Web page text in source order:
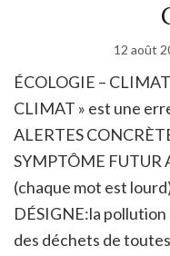
12 août
ÉCOLOGIE –
CLIMAT » est une
ALERTES
SYMPTÔME FUTUR
(chaque mot est
DÉSIGNE:la
des déchets de